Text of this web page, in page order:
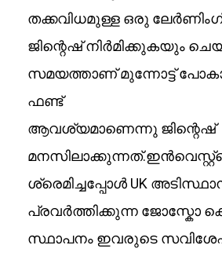
തക്കവിധമുള്ള ഒരു
ജിന്റെഷ് നിർമിക്കുകയും
സമയത്താണ് മുന്നോട്ട്
ഫണ്ട്
ആവശ്യമാണെന്നു ജിന്റെഷ്
ശ്രെമിച്ചപ്പോൾ UK
പ്രവർത്തിക്കുന്ന ജോസ്കോ
സ്ഥാപനം ഇവരുടെ